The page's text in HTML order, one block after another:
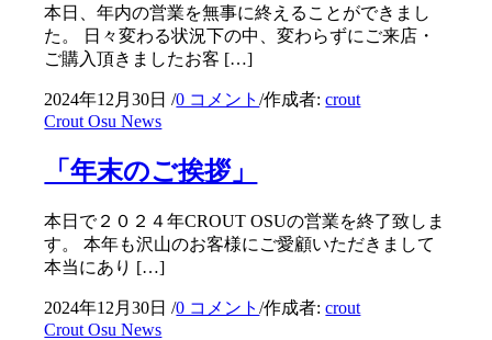
本日、年内の営業を無事に終えることができまし
た。 日々変わる状況下の中、変わらずにご来店・
ご購入頂きましたお客 […]
2024年12月30日 /0 コメント/作成者:crout
Crout Osu News
「年末のご挨拶」
本日で２０２４年CROUT OSUの営業を終了致しま
す。 本年も沢山のお客様にご愛顧いただきまして
本当にあり […]
2024年12月30日 /0 コメント/作成者:crout
Crout Osu News